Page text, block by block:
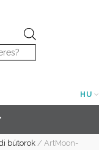
HU
bútorok / ArtMoon-